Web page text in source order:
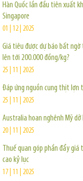
Hàn Quốc lần đầu tiên xuất
Singapore
01 | 12 | 2025
Giá tiêu được dự báo bất
lên tới 200.000 đồng/kg?
25 | 11 | 2025
Đáp ứng nguồn cung thịt lợn
25 | 11 | 2025
Australia hoan nghênh Mỹ
20 | 11 | 2025
Thuế quan góp phần đẩy
cao kỷ lục
17 | 11 | 2025